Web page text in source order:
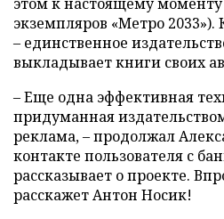
экземпляров «Метро 2033»).
– единственное
выкладывает книги своих
– Еще одна эффективная
придуманная
реклама, – продолжал
контакте пользователя с
рассказывает о проекте.
расскажет Антон Носик!